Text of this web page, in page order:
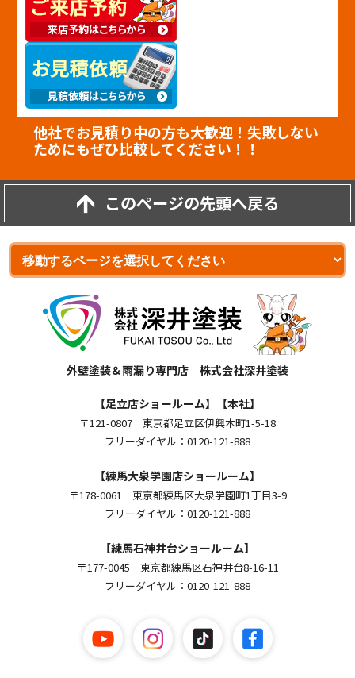
他社でお見積り中の方も大歓迎！失敗しない
ためにもぜひ比較してください！！
このページの先頭へ戻る
外壁塗装＆雨漏り専門店 株式会社深井塗装
【足立店ショールーム】【本社】
〒121-0807 東京都足立区伊興本町1-5-18
フリーダイヤル：0120-121-888
【練馬大泉学園店ショールーム】
〒178-0061 東京都練馬区大泉学園町1丁目3-9
フリーダイヤル：0120-121-888
【練馬石神井台ショールーム】
〒177-0045 東京都練馬区石神井台8-16-11
フリーダイヤル：0120-121-888